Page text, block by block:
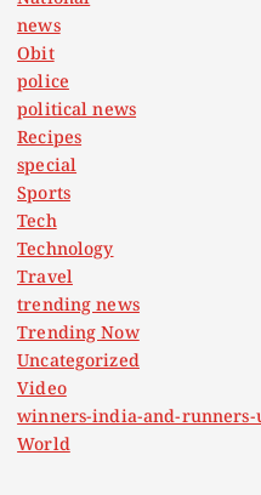
news
Obit
police
political news
Recipes
special
Sports
Tech
Technology
Travel
trending news
Trending Now
Uncategorized
Video
winners-india-and-runners-
World